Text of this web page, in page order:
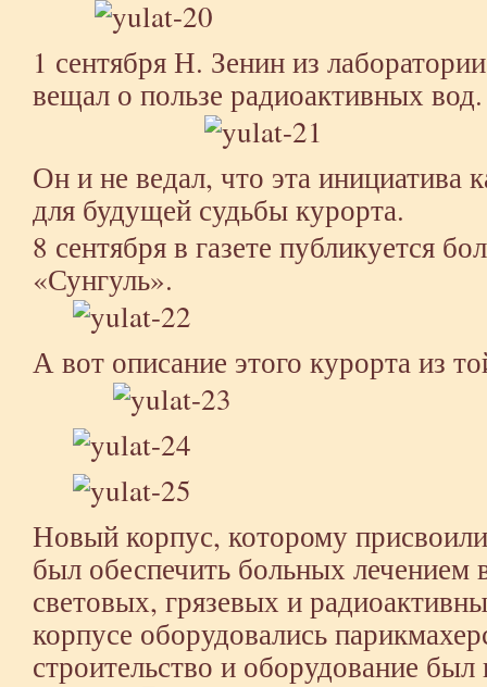
1 сентября Н. Зенин из
вещал о пользе радиоактивных вод.
Он и не ведал, что эта инициатива
для будущей судьбы курорта.
8 сентября в газете публикуется
«Сунгуль».
А вот описание этого курорта из
Новый корпус, которому
был обеспечить больных лечением
световых, грязевых и
корпусе оборудовались
строительство и оборудование